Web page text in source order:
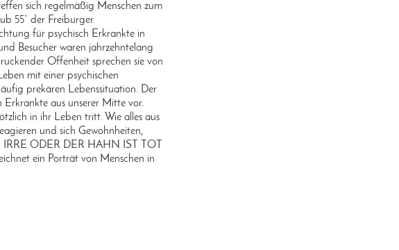
sich regelmäßig Menschen zum
55“ der Freiburger
für psychisch Erkrankte in
Besucher waren jahrzehntelang
Offenheit sprechen sie von
mit einer psychischen
prekären Lebenssituation. Der
Erkrankte aus unserer Mitte vor.
in ihr Leben tritt. Wie alles aus
und sich Gewohnheiten,
IRRE ODER DER HAHN IST TOT
ein Porträt von Menschen in